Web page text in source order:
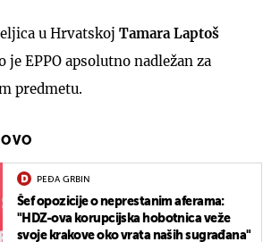
u Hrvatskoj Tamara Laptoš
je EPPO apsolutno nadležan za
predmetu.
PEĐA GRBIN
Šef opozicije o neprestanim aferama:
"HDZ-ova korupcijska hobotnica veže
svoje krakove oko vrata naših sugrađana"